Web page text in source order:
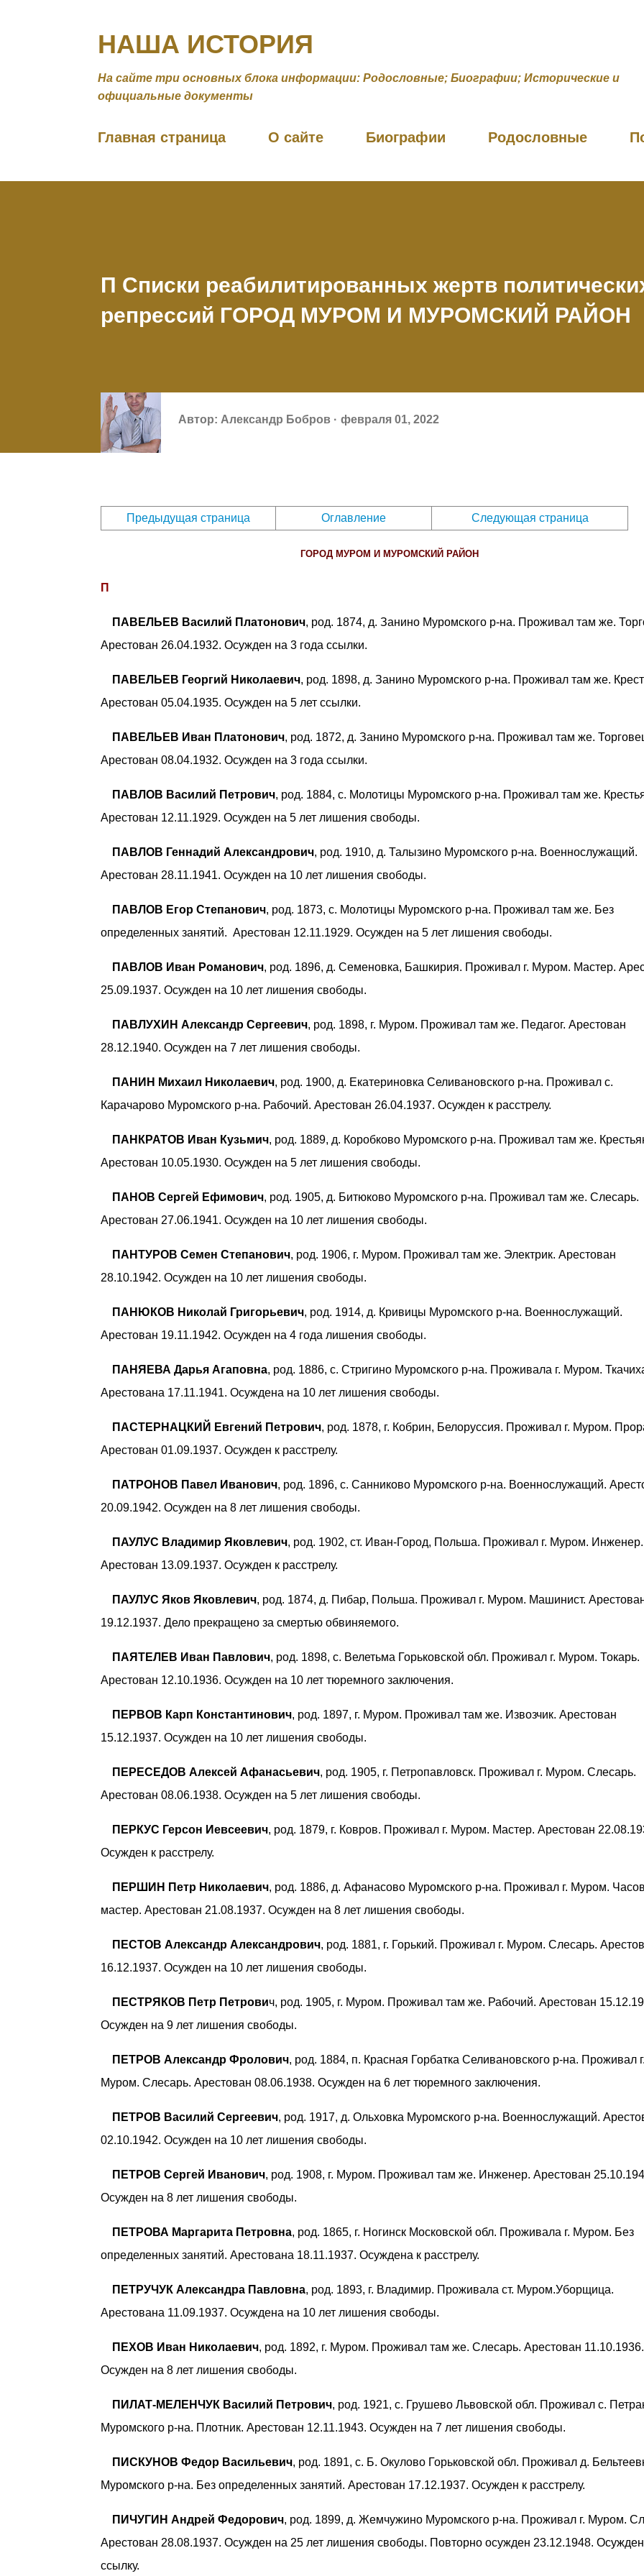
НАША ИСТОРИЯ
На сайте три основных блока информации: Родословные; Биографии; Исторические и
официальные документы
Главная страница О сайте Биографии Родословные
П Списки реабилитированных жертв
репрессий ГОРОД МУРОМ И МУРОМСКИЙ РАЙОН
Автор: Александр Бобров февраля 01, 2022
Предыдущая страница Оглавление Следующая страница
ГОРОД МУРОМ И МУРОМСКИЙ РАЙОН
П
ПАВЕЛЬЕВ Василий Платонович, род. 1874, д. Занино Муромского р-на. Проживал там же.
Арестован 26.04.1932. Осужден на 3 года ссылки.
ПАВЕЛЬЕВ Георгий Николаевич, род. 1898, д. Занино Муромского р-на. Проживал там же.
Арестован 05.04.1935. Осужден на 5 лет ссылки.
ПАВЕЛЬЕВ Иван Платонович, род. 1872, д. Занино Муромского р-на. Проживал там же.
Арестован 08.04.1932. Осужден на 3 года ссылки.
ПАВЛОВ Василий Петрович, род. 1884, с. Молотицы Муромского р-на. Проживал там же.
Арестован 12.11.1929. Осужден на 5 лет лишения свободы.
ПАВЛОВ Геннадий Александрович, род. 1910, д. Талызино Муромского р-на. Военнослужащий.
Арестован 28.11.1941. Осужден на 10 лет лишения свободы.
ПАВЛОВ Егор Степанович, род. 1873, с. Молотицы Муромского р-на. Проживал там же. Без
определенных занятий. Арестован 12.11.1929. Осужден на 5 лет лишения свободы.
ПАВЛОВ Иван Романович, род. 1896, д. Семеновка, Башкирия. Проживал г. Муром. Мастер.
25.09.1937. Осужден на 10 лет лишения свободы.
ПАВЛУХИН Александр Сергеевич, род. 1898, г. Муром. Проживал там же. Педагог. Арестован
28.12.1940. Осужден на 7 лет лишения свободы.
ПАНИН Михаил Николаевич, род. 1900, д. Екатериновка Селивановского р-на. Проживал с.
Карачарово Муромского р-на. Рабочий. Арестован 26.04.1937. Осужден к расстрелу.
ПАНКРАТОВ Иван Кузьмич, род. 1889, д. Коробково Муромского р-на. Проживал там же.
Арестован 10.05.1930. Осужден на 5 лет лишения свободы.
ПАНОВ Сергей Ефимович, род. 1905, д. Битюково Муромского р-на. Проживал там же. Слесарь.
Арестован 27.06.1941. Осужден на 10 лет лишения свободы.
ПАНТУРОВ Семен Степанович, род. 1906, г. Муром. Проживал там же. Электрик. Арестован
28.10.1942. Осужден на 10 лет лишения свободы.
ПАНЮКОВ Николай Григорьевич, род. 1914, д. Кривицы Муромского р-на. Военнослужащий.
Арестован 19.11.1942. Осужден на 4 года лишения свободы.
ПАНЯЕВА Дарья Агаповна, род. 1886, с. Стригино Муромского р-на. Проживала г. Муром.
Арестована 17.11.1941. Осуждена на 10 лет лишения свободы.
ПАСТЕРНАЦКИЙ Евгений Петрович, род. 1878, г. Кобрин, Белоруссия. Проживал г. Муром.
Арестован 01.09.1937. Осужден к расстрелу.
ПАТРОНОВ Павел Иванович, род. 1896, с. Санниково Муромского р-на. Военнослужащий.
20.09.1942. Осужден на 8 лет лишения свободы.
ПАУЛУС Владимир Яковлевич, род. 1902, ст. Иван-Город, Польша. Проживал г. Муром. Инженер.
Арестован 13.09.1937. Осужден к расстрелу.
ПАУЛУС Яков Яковлевич, род. 1874, д. Пибар, Польша. Проживал г. Муром. Машинист.
19.12.1937. Дело прекращено за смертью обвиняемого.
ПАЯТЕЛЕВ Иван Павлович, род. 1898, с. Велетьма Горьковской обл. Проживал г. Муром. Токарь.
Арестован 12.10.1936. Осужден на 10 лет тюремного заключения.
ПЕРВОВ Карп Константинович, род. 1897, г. Муром. Проживал там же. Извозчик. Арестован
15.12.1937. Осужден на 10 лет лишения свободы.
ПЕРЕСЕДОВ Алексей Афанасьевич, род. 1905, г. Петропавловск. Проживал г. Муром. Слесарь.
Арестован 08.06.1938. Осужден на 5 лет лишения свободы.
ПЕРКУС Герсон Иевсеевич, род. 1879, г. Ковров. Проживал г. Муром. Мастер. Арестован
Осужден к расстрелу.
ПЕРШИН Петр Николаевич, род. 1886, д. Афанасово Муромского р-на. Проживал г. Муром.
мастер. Арестован 21.08.1937. Осужден на 8 лет лишения свободы.
ПЕСТОВ Александр Александрович, род. 1881, г. Горький. Проживал г. Муром. Слесарь.
16.12.1937. Осужден на 10 лет лишения свободы.
ПЕСТРЯКОВ Петр Петрович, род. 1905, г. Муром. Проживал там же. Рабочий. Арестован
Осужден на 9 лет лишения свободы.
ПЕТРОВ Александр Фролович, род. 1884, п. Красная Горбатка Селивановского р-на. Проживал г.
Муром. Слесарь. Арестован 08.06.1938. Осужден на 6 лет тюремного заключения.
ПЕТРОВ Василий Сергеевич, род. 1917, д. Ольховка Муромского р-на. Военнослужащий.
02.10.1942. Осужден на 10 лет лишения свободы.
ПЕТРОВ Сергей Иванович, род. 1908, г. Муром. Проживал там же. Инженер. Арестован
Осужден на 8 лет лишения свободы.
ПЕТРОВА Маргарита Петровна, род. 1865, г. Ногинск Московской обл. Проживала г. Муром. Без
определенных занятий. Арестована 18.11.1937. Осуждена к расстрелу.
ПЕТРУЧУК Александра Павловна, род. 1893, г. Владимир. Проживала ст. Муром.Уборщица.
Арестована 11.09.1937. Осуждена на 10 лет лишения свободы.
ПЕХОВ Иван Николаевич, род. 1892, г. Муром. Проживал там же. Слесарь. Арестован 11.10.1936.
Осужден на 8 лет лишения свободы.
ПИЛАТ-МЕЛЕНЧУК Василий Петрович, род. 1921, с. Грушево Львовской обл. Проживал с.
Муромского р-на. Плотник. Арестован 12.11.1943. Осужден на 7 лет лишения свободы.
ПИСКУНОВ Федор Васильевич, род. 1891, с. Б. Окулово Горьковской обл. Проживал д.
Муромского р-на. Без определенных занятий. Арестован 17.12.1937. Осужден к расстрелу.
ПИЧУГИН Андрей Федорович, род. 1899, д. Жемчужино Муромского р-на. Проживал г. Муром.
Арестован 28.08.1937. Осужден на 25 лет лишения свободы. Повторно осужден 23.12.1948.
ссылку.